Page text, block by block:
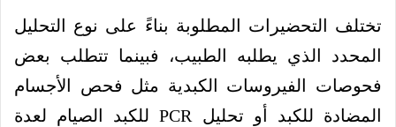
تختلف التحضيرات المطلوبة بناءً على نوع التحليل
المحدد الذي يطلبه الطبيب، فبينما تتطلب بعض
فحوصات الفيروسات الكبدية مثل فحص الأجسام
المضادة للكبد أو تحليل PCR للكبد الصيام لعدة